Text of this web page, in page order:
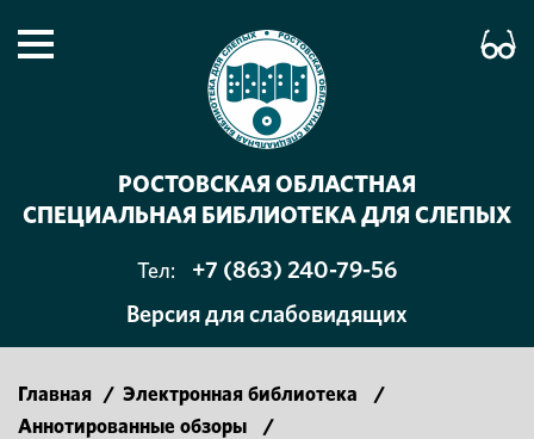
РОСТОВСКАЯ ОБЛАСТНАЯ
СПЕЦИАЛЬНАЯ БИБЛИОТЕКА ДЛЯ СЛЕПЫХ
Тел:
+7 (863) 240-79-56
Версия для слабовидящих
Главная / Электронная библиотека
/
Аннотированные обзоры
/